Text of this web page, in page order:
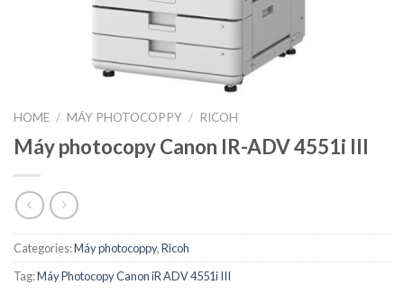
HOME / MÁY PHOTOCOPPY / RICOH
Máy photocopy Canon IR-ADV 4551i III
Categories:Máy photocoppy,Ricoh
Tag:Máy Photocopy Canon iR ADV 4551i III